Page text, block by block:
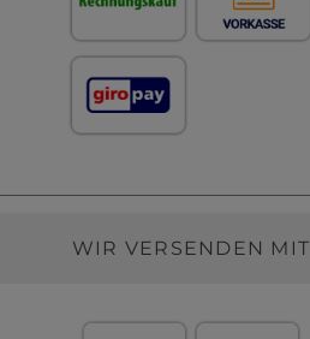
WIR VERSENDEN MIT